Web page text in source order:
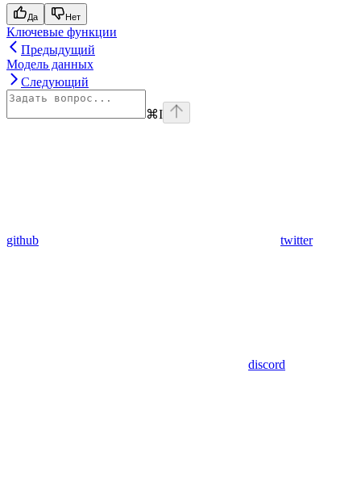
Да Нет
Ключевые функции
Предыдущий
Модель данных
Следующий
⌘I
github twitter
discord